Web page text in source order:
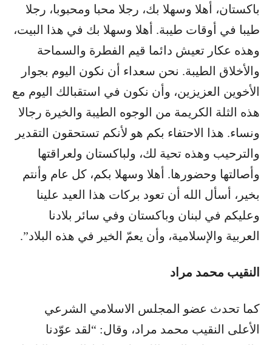
باكستان، أهلا وسهلا بك، رجلا محبا ومحبوبا، رجلا
طيبا في أوقات طيبة. أهلا وسهلا بك في هذا البيت،
وهذه عكار تعيش دائما قيم الفطرة والسماحة
والأخلاق الطيبة. نحن سعداء أن نكون اليوم بجوار
الأخوين العزيزين، وأن نكون في استقبالك اليوم مع
هذه الثلة الكريمة من الوجوه الطيبة والخيرة رجالا
ونساء. هذا الاحتفاء بكم هو لأنكم تستحقون التقدير
والترحيب وهذه تحية لك، ولباكستان ولعراقتها
وأصالتها وحضورها. أهلا وسهلا بكم، كل عام وأنتم
بخير، أسأل الله أن تعود بركات هذا العيد علينا
وعليكم في لبنان وباكستان وفي سائر بلادنا
العربية والإسلامية، وأن يعمّ الخير في هذه البلاد”.
النقيب محمد مراد
كما تحدث عضو المجلس الاسلامي الشرعي
الأعلى النقيب محمد مراد، وقال: “لقد عوّدنا